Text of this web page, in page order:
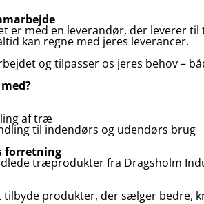
er med en leverandør, der leverer
kan regne med jeres leverancer.
og tilpasser os jeres behov –
af træ
til indendørs og udendørs brug
forretning
træprodukter fra Dragsholm
produkter, der sælger bedre,